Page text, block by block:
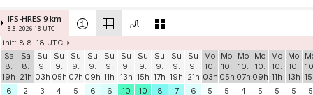
IFS-HRES 9 km
8.8. 2026 18 UTC
init: 8.8. 18 UTC
Sa
8.
19h
Sa
8.
21h
Su
9.
03h
Su
9.
05h
Su
9.
07h
Su
9.
09h
Su
9.
11h
Su
9.
13h
Su
9.
15h
Su
9.
17h
Su
9.
19h
Su
9.
21h
Mo
10.
03h
Mo
10.
05h
Mo
10.
07h
Mo
10.
09h
Mo
10.
11h
Mo
10.
13h
6
2 3 4 5 6 6 10 10 8 7 6 5 5 4 5 5 5
5